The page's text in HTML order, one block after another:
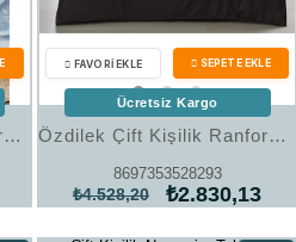
Özdilek Çift Kişilik Ranforce Nevresim Takımı Blad Mint Özdilek Çift Kişilik Ranforce Nevresim Takımı Jungle Bordo
8697353528293
₺2.830,13
₺4.528,20
Ücretsiz Kargo